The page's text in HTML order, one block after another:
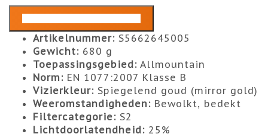
Artikelnummer: S5662645005
Gewicht: 680 g
Toepassingsgebied: Allmountain
Norm: EN 1077:2007 Klasse B
Vizierkleur: Spiegelend goud (mirror gold)
Weeromstandigheden: Bewolkt, bedekt
Filtercategorie: S2
Lichtdoorlatendheid: 25%